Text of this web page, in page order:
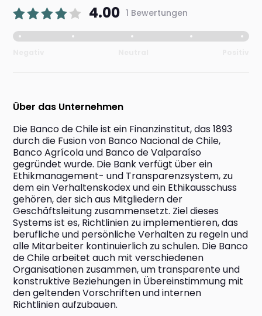
4.00 1 Bewertungen
Über das Unternehmen
Die Banco de Chile ist ein Finanzinstitut, das 1893
durch die Fusion von Banco Nacional de Chile,
Banco Agrícola und Banco de Valparaíso
gegründet wurde. Die Bank verfügt über ein
Ethikmanagement- und Transparenzsystem, zu
dem ein Verhaltenskodex und ein Ethikausschuss
gehören, der sich aus Mitgliedern der
Geschäftsleitung zusammensetzt. Ziel dieses
Systems ist es, Richtlinien zu implementieren, das
berufliche und persönliche Verhalten zu regeln und
alle Mitarbeiter kontinuierlich zu schulen. Die Banco
de Chile arbeitet auch mit verschiedenen
Organisationen zusammen, um transparente und
konstruktive Beziehungen in Übereinstimmung mit
den geltenden Vorschriften und internen
Richtlinien aufzubauen.